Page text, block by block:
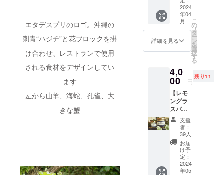
エタデスプリのロゴ。沖縄の
刺青“ハジチ”と花ブロックを掛
け合わせ、レストランで使用
される食材をデザインしてい
ます
左から山羊、海蛇、孔雀、大
きな蟹
「ゴ・エ・
ミヨ２０２
２」で沖縄
県内最高得
点の１５・
１９年には
次世代を担
う実力派
シェフとし
て全国１５
人の１人に
只今、独立
ンスト
レー
ション
で豆腐
餻を使
いま
す。
くなの
で豆腐
餻をそ
のまま
食べて
もらい
たい
（欧米
の方は
豆腐餻
の味が
好きで
す）も
のの 、
2024
年04
月
詳細を見る
こ
の
リ
タ
ー
ン
を
選
択
す
る
4,0
00 円
残り11
【レモ
ングラ
スバ
ター】
エタデ
スプリ
開業か
ら作り
続けて
る大人
気のレ
支援
者：
39人
お届
け予
定：
2024
年05